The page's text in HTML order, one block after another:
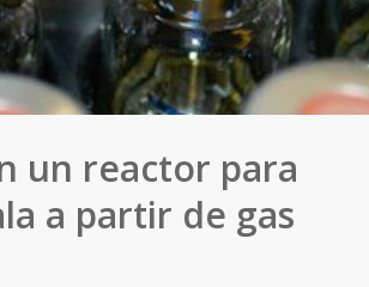
un reactor para
a partir de gas